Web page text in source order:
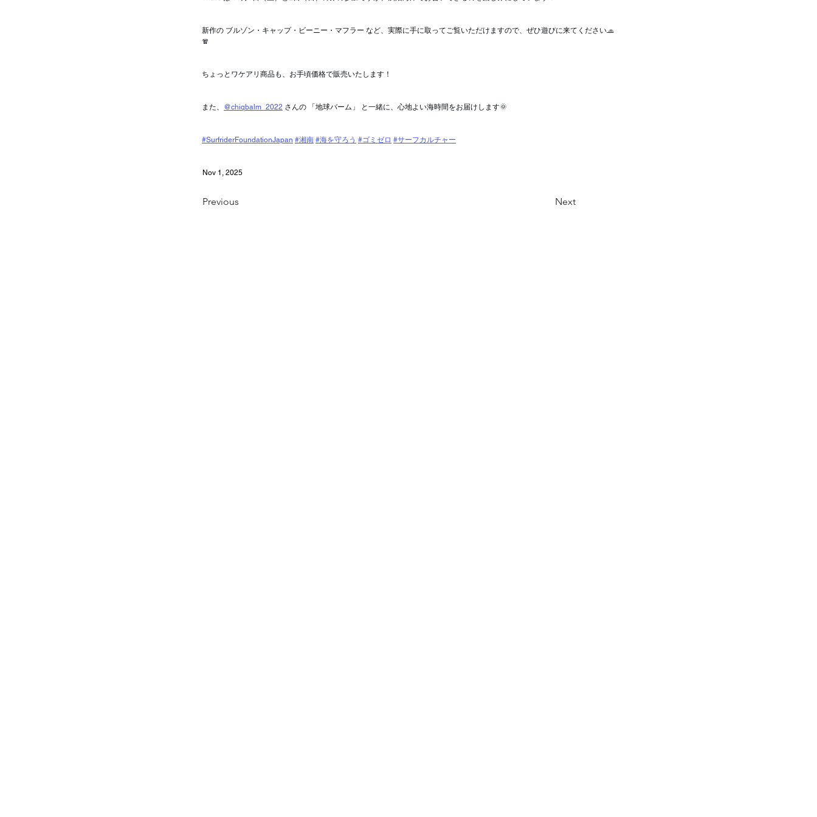
新作の ブルゾン・キャップ・ビーニー・マフラー など、実際に手に取ってご覧いただけますので、ぜひ遊びに来てください🧢
🧣
ちょっとワケアリ商品も、お手頃価格で販売いたします！
また、 @chiqbalm_2022 さんの 「地球バーム」 と一緒に、心地よい海時間をお届けします🌞
#SurfriderFoundationJapan #湘南 #海を守ろう #ゴミゼロ #サーフカルチャー
Nov 1, 2025
Previous Next